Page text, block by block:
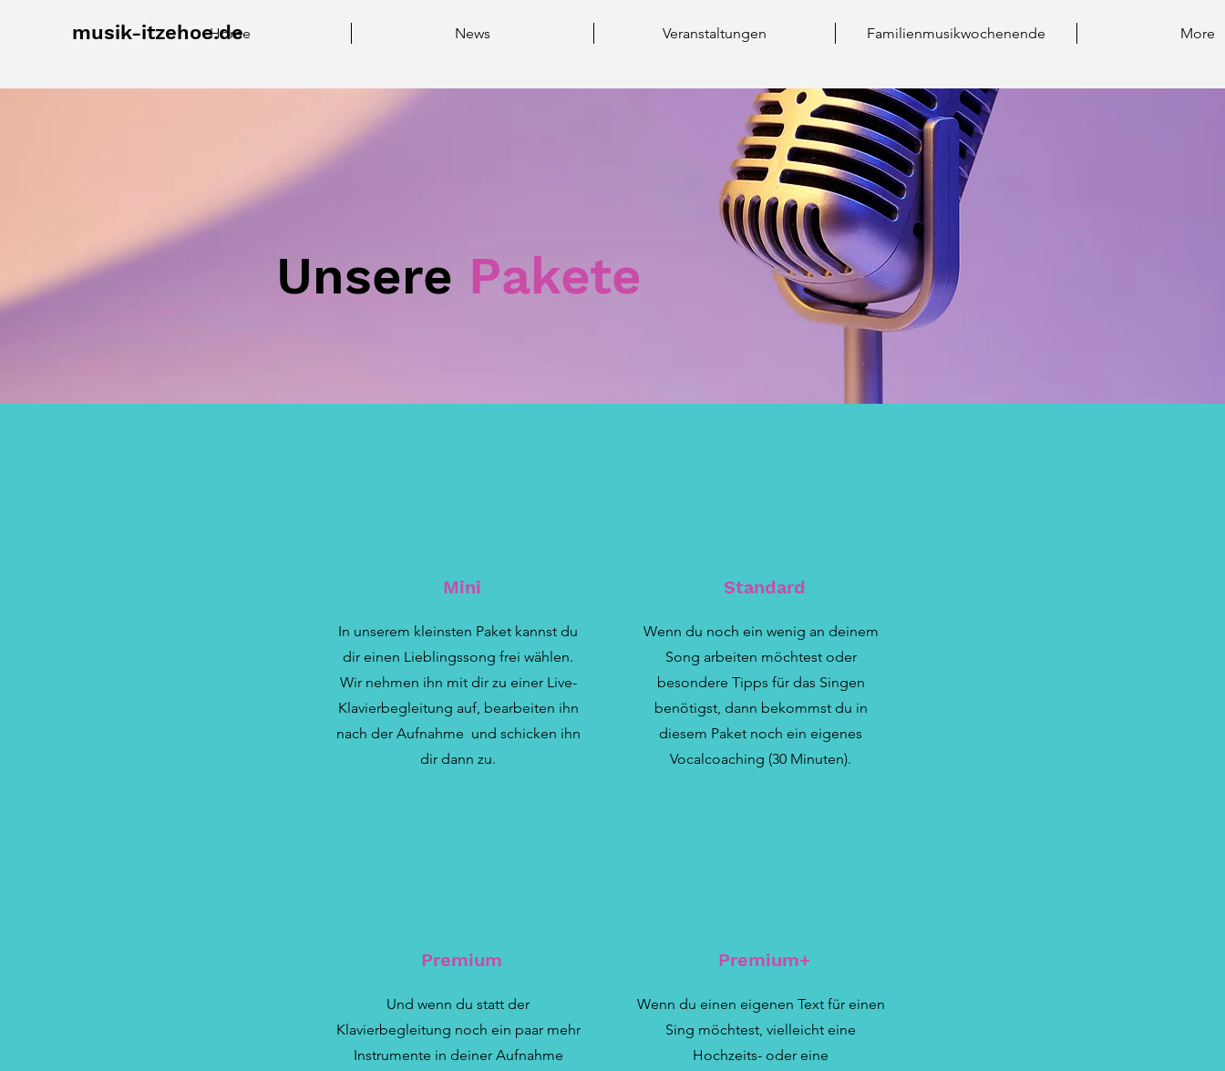
musik-itzehoe.de
Home News Veranstaltungen Familienmusikwochenende More
Unsere Pakete
Mini
In unserem kleinsten Paket kannst du
dir einen Lieblingssong frei wählen.
Wir nehmen ihn mit dir zu einer Live-
Klavierbegleitung auf, bearbeiten ihn
nach der Aufnahme und schicken ihn
dir dann zu.
Premium
Und wenn du statt der
Klavierbegleitung noch ein paar mehr
Instrumente in deiner Aufnahme
Standard
Wenn du noch ein wenig an deinem
Song arbeiten möchtest oder
besondere Tipps für das Singen
benötigst, dann bekommst du in
diesem Paket noch ein eigenes
Vocalcoaching (30 Minuten).
Premium+
Wenn du einen eigenen Text für einen
Sing möchtest, vielleicht eine
Hochzeits- oder eine